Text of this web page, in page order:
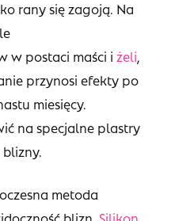
rany się zagoją. Na
w postaci maści i żeli,
przynosi efekty po
miesięcy.
na specjalne plastry
metoda